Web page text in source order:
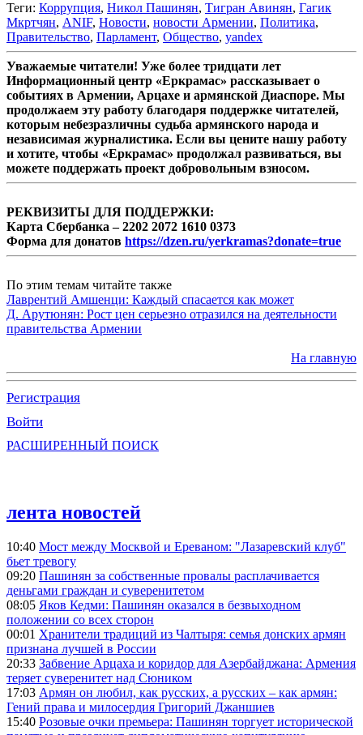
Теги: Коррупция, Никол Пашинян, Тигран Авинян, Гагик
Мкртчян, ANIF, Новости, новости Армении, Политика,
Правительство, Парламент, Общество, yandex
Уважаемые читатели! Уже более тридцати лет
Информационный центр «Еркрамас» рассказывает о
событиях в Армении, Арцахе и армянской Диаспоре. Мы
продолжаем эту работу благодаря поддержке читателей,
которым небезразличны судьба армянского народа и
независимая журналистика. Если вы цените нашу работу
и хотите, чтобы «Еркрамас» продолжал развиваться, вы
можете поддержать проект добровольным взносом.
РЕКВИЗИТЫ ДЛЯ ПОДДЕРЖКИ:
Карта Сбербанка – 2202 2072 1610 0373
Форма для донатов https://dzen.ru/yerkramas?donate=true
По этим темам читайте также
Лаврентий Амшенци: Каждый спасается как может
Д. Арутюнян: Рост цен серьезно отразился на деятельности
правительства Армении
На главную
Регистрация
Войти
РАСШИРЕННЫЙ ПОИСК
лента новостей
10:40 Мост между Москвой и Ереваном: "Лазаревский клуб"
бьет тревогу
09:20 Пашинян за собственные провалы расплачивается
деньгами граждан и суверенитетом
08:05 Яков Кедми: Пашинян оказался в безвыходном
положении со всех сторон
00:01 Хранители традиций из Чалтыря: семья донских армян
признана лучшей в России
20:33 Забвение Арцаха и коридор для Азербайджана: Армения
теряет суверенитет над Сюником
17:03 Армян он любил, как русских, а русских – как армян:
Гений права и милосердия Григорий Джаншиев
15:40 Розовые очки премьера: Пашинян торгует исторической